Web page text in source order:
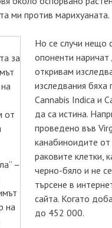
ми против марихуаната.
–
на
Но се случи нещо
опоненти наричат
откривам
изследвания
Cannabis Indica и
да са истина.
проведено във
канабиноидите
раковите клетки,
черно-бяло и не
търсене в
сайта. Когато
до 452 000.